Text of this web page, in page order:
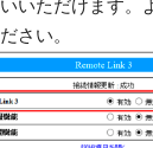
いただけます。
さい。